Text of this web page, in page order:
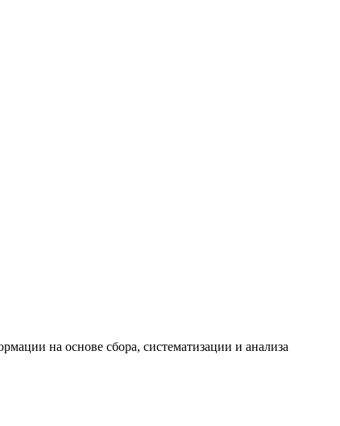
на основе сбора, систематизации и анализа